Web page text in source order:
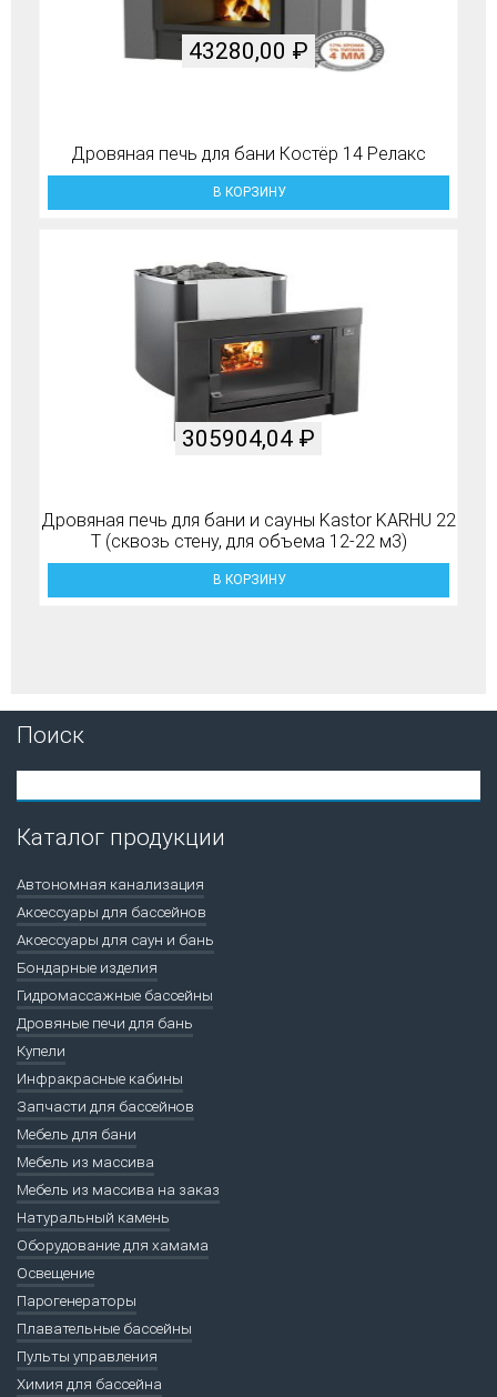
Дровяная печь для бани Костёр 14 Релакс
43280,00 ₽
В КОРЗИНУ
Дровяная печь для бани и сауны Kastor KARHU 22
T (сквозь стену, для объема 12-22 м3)
305904,04 ₽
В КОРЗИНУ
Поиск
Каталог продукции
Автономная канализация
Аксессуары для бассейнов
Аксессуары для саун и бань
Бондарные изделия
Гидромассажные бассейны
Дровяные печи для бань
Купели
Инфракрасные кабины
Запчасти для бассейнов
Мебель для бани
Мебель из массива
Мебель из массива на заказ
Натуральный камень
Оборудование для хамама
Освещение
Парогенераторы
Плавательные бассейны
Пульты управления
Химия для бассейна